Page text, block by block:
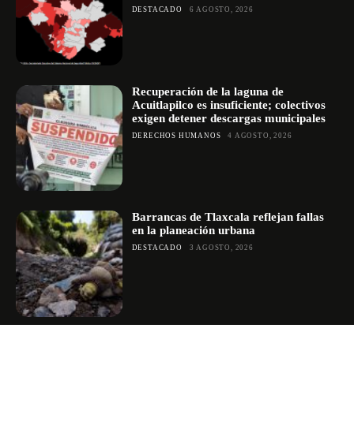
DESTACADO 6 AGOSTO, 2026
Recuperación de la laguna de
Acuitlapilco es insuficiente; colectivos
exigen detener descargas municipales
DERECHOS HUMANOS 4 AGOSTO, 2026
Barrancas de Tlaxcala reflejan fallas
en la planeación urbana
DESTACADO 3 AGOSTO, 2026